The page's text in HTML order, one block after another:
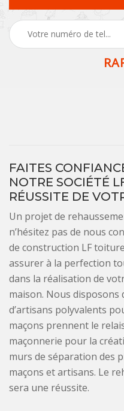
FAITES
NOTRE SOCIÉTÉ
RÉUSSITE DE
Un projet de
n’hésitez pas de nous
de construction LF
assurer à la perfection
dans la réalisation de
maison. Nous disposons
d’artisans polyvalents
maçons prennent le
maçonnerie pour la
murs de séparation des
maçons et artisans. Le
sera une réussite.